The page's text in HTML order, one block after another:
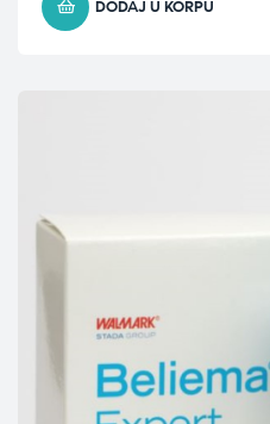
DODAJ U KORPU